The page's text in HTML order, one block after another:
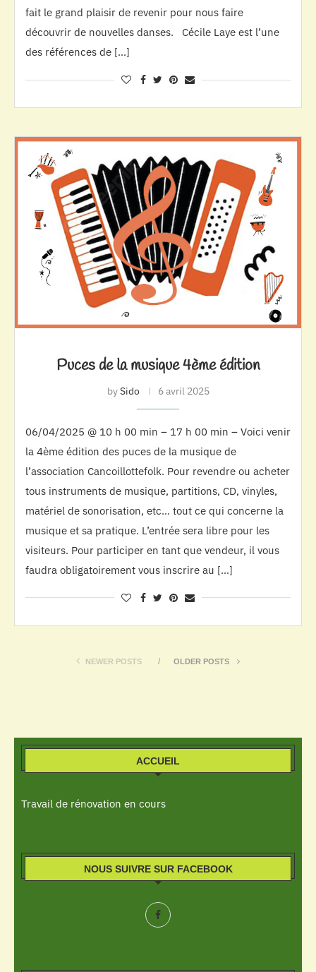
fait le grand plaisir de revenir pour nous faire
découvrir de nouvelles danses. Cécile Laye est l’une
des références de […]
Puces de la musique 4ème édition
bySido 6 avril 2025
06/04/2025 @ 10 h 00 min – 17 h 00 min – Voici venir
la 4ème édition des puces de la musique de
l’association Cancoillottefolk. Pour revendre ou acheter
tous instruments de musique, partitions, CD, vinyles,
matériel de sonorisation, etc… tout ce qui concerne la
musique et sa pratique. L’entrée sera libre pour les
visiteurs. Pour participer en tant que vendeur, il vous
faudra obligatoirement vous inscrire au […]
NEWER POSTS OLDER POSTS
ACCUEIL
Travail de rénovation en cours
NOUS SUIVRE SUR FACEBOOK